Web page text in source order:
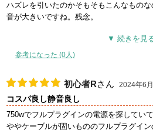
ハズレを引いたのかそもそもこんなもの
音が大きいですね。残念。
参考になった (0人)
初心者Rさん 2024年6
コスパ良し静音良し
750wでフルプラグインの電源を探してい
ややケーブルが固いもののフルプラグイ